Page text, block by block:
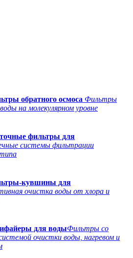
обратного осмоса Фильтры
на молекулярном уровне
фильтры для
системы фильтрации
кувшины для
очистка воды от хлора и
для водыФильтры со
очистки воды, нагревом и